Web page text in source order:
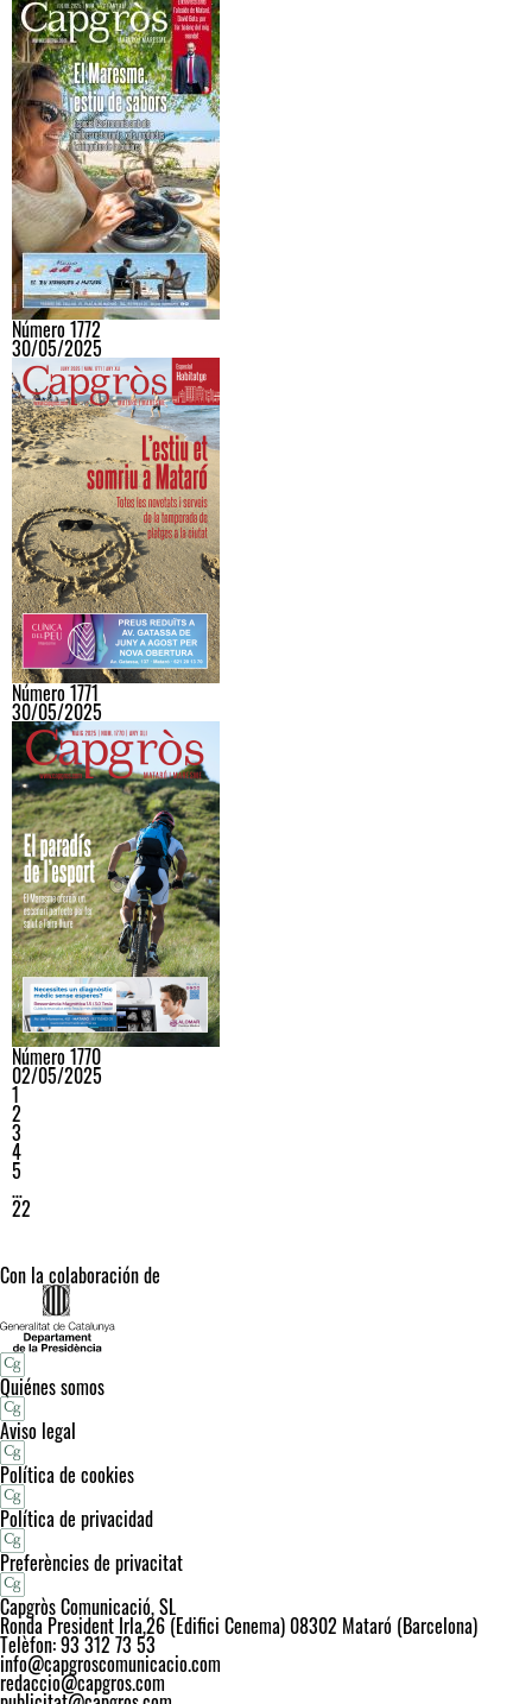
Número 1772
30/05/2025
Número 1771
30/05/2025
Número 1770
02/05/2025
1
2
3
4
5
…
22
Con la colaboración de
Quiénes somos
Aviso legal
Política de cookies
Política de privacidad
Preferències de privacitat
Capgròs Comunicació, SL
Ronda President Irla,26 (Edifici Cenema) 08302 Mataró (Barcelona)
Telèfon: 93 312 73 53
info@capgroscomunicacio.com
redaccio@capgros.com